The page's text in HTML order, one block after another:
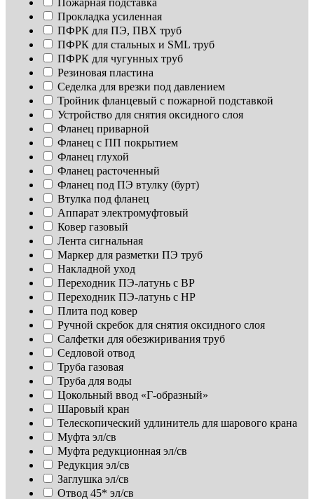
Пожарная подставка
Прокладка усиленная
ПФРК для ПЭ, ПВХ труб
ПФРК для стальных и SML труб
ПФРК для чугунных труб
Резиновая пластина
Седелка для врезки под давлением
Тройник фланцевый с пожарной подставкой
Устройство для снятия оксидного слоя
Фланец приварной
Фланец с ПП покрытием
Фланец глухой
Фланец расточенный
Фланец под ПЭ втулку (бурт)
Втулка под фланец
Аппарат электромуфтовый
Ковер газовый
Лента сигнальная
Маркер для разметки ПЭ труб
Накладной уход
Переходник ПЭ-латунь с ВР
Переходник ПЭ-латунь с НР
Плита под ковер
Ручной скребок для снятия оксидного слоя
Салфетки для обезжиривания труб
Седловой отвод
Труба газовая
Труба для воды
Цокольный ввод «Г-образный»
Шаровый кран
Телескопический удлинитель для шарового крана
Муфта эл/св
Муфта редукционная эл/св
Редукция эл/св
Заглушка эл/св
Отвод 45* эл/св